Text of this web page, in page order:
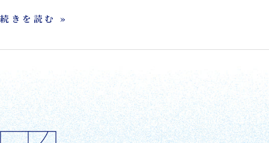
続きを読む »